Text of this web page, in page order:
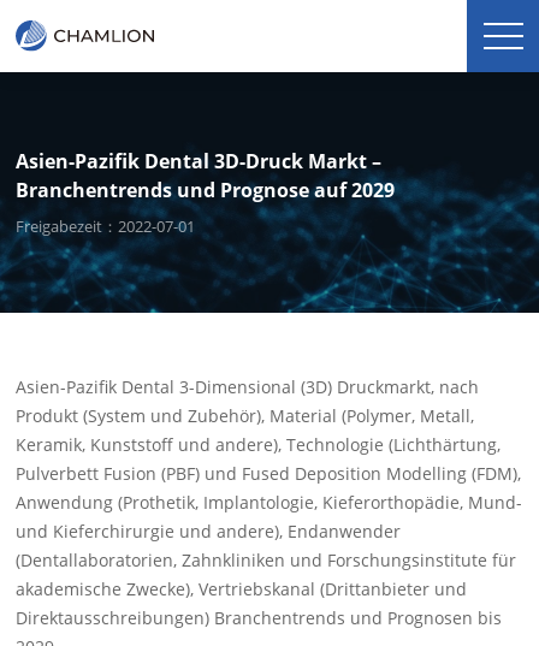
Asien-Pazifik Dental 3D-Druck Markt –
Branchentrends und Prognose auf 2029
Freigabezeit：2022-07-01
Asien-Pazifik Dental 3-Dimensional (3D) Druckmarkt, nach
Produkt (System und Zubehör), Material (Polymer, Metall,
Keramik, Kunststoff und andere), Technologie (Lichthärtung,
Pulverbett Fusion (PBF) und Fused Deposition Modelling (FDM),
Anwendung (Prothetik, Implantologie, Kieferorthopädie, Mund-
und Kieferchirurgie und andere), Endanwender
(Dentallaboratorien, Zahnkliniken und Forschungsinstitute für
akademische Zwecke), Vertriebskanal (Drittanbieter und
Direktausschreibungen) Branchentrends und Prognosen bis